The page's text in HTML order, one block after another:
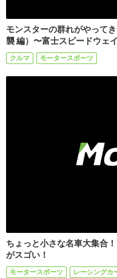
モンスターの群れがやって
襲 編）〜富士スピードウェ
クルマ モータースポーツ
ちょっと小さな名車大集合
がスゴい！
モータースポーツ レーシングカ